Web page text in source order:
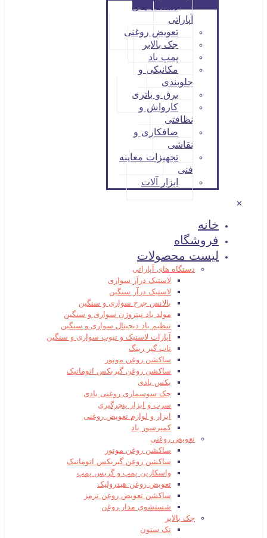
دستگاه های
آپاراتی
تعویض روغنی
جک بالابر
پمپ باد
مکانیکی و
جلوبندی
برق و باتری
کارواش و
نظافتی
صافکاری و
نقاشی
تجهیزات معاینه
فنی
ابزار آلات
✕
خانه
فروشگاه
لیست محصولات
دستگاه های آپاراتی
لاستیک درآر سواری
لاستیک درآر سنگین
بالانس چرخ سواری و سنگین
مولد باد نیتروژن سواری و سنگین
تنظیم باد دیجیتال سواری و سنگین
آپارات لاستیک و تیوپ سواری و سنگین
تاب گیر رینگ
ساکشن روغن موتور
ساکشن روغن گیربکس اتوماتیک
بکس بادی
جک سوسماری روغنی بادی
سرب و ابزار پنچرگیری
ابزار و لوازم تعویض روغنی
کمپرسور باد
تعویض روغنی
ساکشن روغن موتور
ساکشن روغن گیربکس اتوماتیک
واسکازین پمپ و گریس پمپ
تعویض روغن هیدرولیک
ساکشن تعویض روغن ترمز
شستشوی مدار روغن
جک بالابر
تک ستون